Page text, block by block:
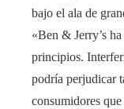
bajo el ala de
«Ben & Jerry’s
principios.
podría perjudicar
consumidores